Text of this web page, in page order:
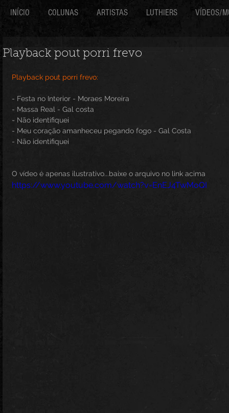
INÍCIO COLUNAS ARTISTAS LUTHIERS VÍDEOS/
Playback pout porri frevo
Playback pout porri frevo:
- Festa no Interior - Moraes Moreira
- Massa Real - Gal costa
- Não identifiquei
- Meu coração amanheceu pegando fogo - Gal Costa
- Não identifiquei
O vídeo é apenas ilustrativo...baixe o arquivo no link acima
https://www.youtube.com/watch?v=EnEJ4TwMoQI